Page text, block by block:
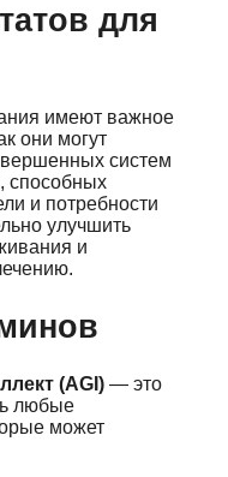
для
имеют важное
они могут
систем
способных
и потребности
улучшить
и
(AGI) — это
любые
может